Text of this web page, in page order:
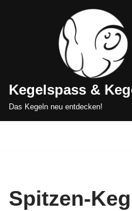
Kegelspass &
Das Kegeln neu entdecken!
Spitzen-